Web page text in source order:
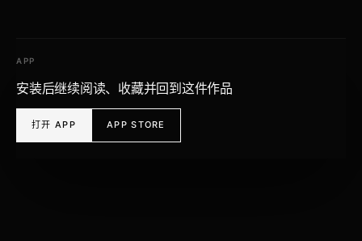
APP
安装后继续阅读、收藏并回到这件作品
打开 APP APP STORE